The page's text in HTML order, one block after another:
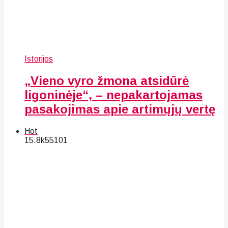
Istorijos
„Vieno vyro žmona atsidūrė
ligoninėje“, – nepakartojamas
pasakojimas apie artimųjų vertę
Hot
15.8k55101